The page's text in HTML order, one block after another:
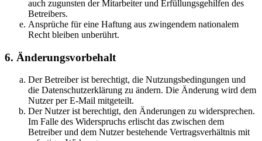
auch zugunsten der Mitarbeiter und Erfüllungsgehilfen des
Betreibers.
Ansprüche für eine Haftung aus zwingendem nationalem
Recht bleiben unberührt.
6. Änderungsvorbehalt
Der Betreiber ist berechtigt, die Nutzungsbedingungen und
die Datenschutzerklärung zu ändern. Die Änderung wird dem
Nutzer per E-Mail mitgeteilt.
Der Nutzer ist berechtigt, den Änderungen zu widersprechen.
Im Falle des Widerspruchs erlischt das zwischen dem
Betreiber und dem Nutzer bestehende Vertragsverhältnis mit